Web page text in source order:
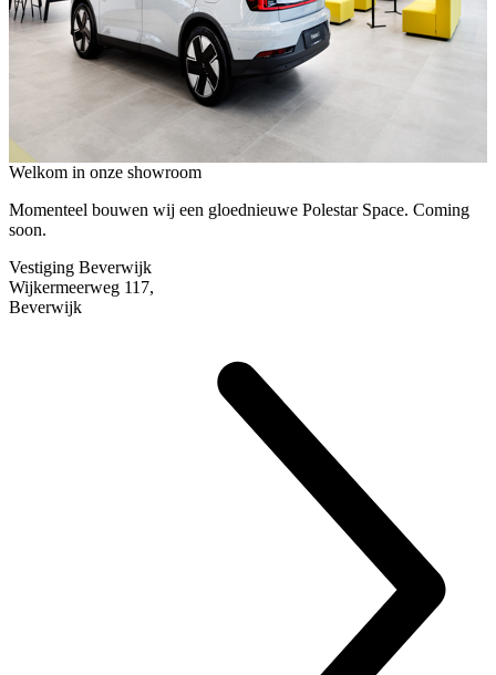
Welkom in onze showroom
Momenteel bouwen wij een gloednieuwe Polestar Space. Coming
soon.
Vestiging Beverwijk
Wijkermeerweg 117,
Beverwijk